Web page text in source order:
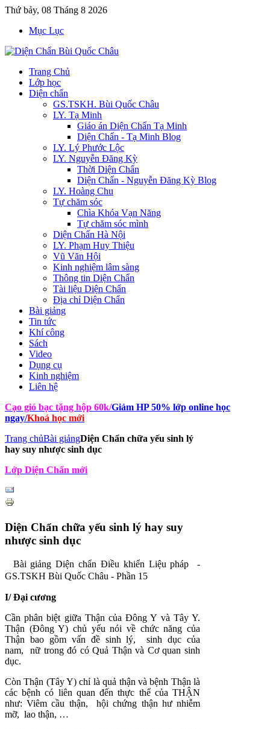
Thứ bảy, 08 Tháng 8 2026
Mục Lục
Trang Chủ
Lớp học
Diện chẩn
GS.TSKH. Bùi Quốc Châu
LY. Tạ Minh
Giáo án Diện Chẩn Tạ Minh
Diện Chẩn - Tạ Minh Blog
LY. Lý Phước Lộc
LY. Nguyễn Đăng Kỳ
Thời Diện Chẩn
Diện Chẩn - Nguyễn Đăng Kỳ Blog
LY. Hoàng Chu
Tự chăm sóc
Chìa Khóa Vạn Năng
Tự chăm sóc mình
Diện Chẩn Hà Nội
LY. Phạm Huy Thiệu
Vũ Văn Hội
Kinh nghiệm lâm sàng
Thông tin Diện Chẩn
Tài liệu Diện Chẩn
Địa chỉ Diện Chẩn
Bài giảng
Tin tức
Khí công
Sách
Video
Dụng cụ
Kinh nghiệm
Liên hệ
Cạo gió bạc tặng hộp 60k/Giảm HP 50% lớp online học
ngay/Khoá học mới
Trang chủBài giảngDiện Chẩn chữa yếu sinh lý
hay suy nhược sinh dục
Lớp Diện Chẩn mới
Diện Chẩn chữa yếu sinh lý hay suy
nhược sinh dục
Bài giảng Diện chẩn Điều khiển Liệu pháp -
GS.TSKH Bùi Quốc Châu - Phần 15
I/ Đại cương
Cần phân biệt giữa Thận của Đông Y và Tây Y.
Thận (Đông Y) chủ yếu nói về chức năng của
Thận bao gồm vấn đề sinh lý, sinh dục của
nam, nữ trong đó có Quả Thận và Cơ quan sinh
dục.
Còn Thận (Tây Y) chỉ là quả thận và bệnh Thận là
các bệnh có liên quan đến thực thể của THẬN
như: Viêm cầu thận, hội chứng thận hư nhiễm
mỡ, lao thận, …